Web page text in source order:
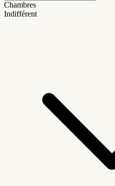
Chambres
Indifférent